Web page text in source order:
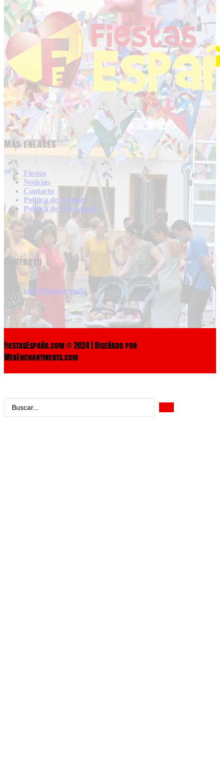
Más enlaces
Fiestas
Noticias
Contacto
Politica de Cookies
Politica de Privacidad
Contacto
info@fiestasespaña
FiestasEspaña.com © 2024 | Diseñado por
WebEnchantments.com